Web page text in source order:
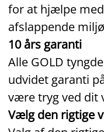
for at hjælpe
afslappende
10 års garanti
Alle GOLD
udvidet garanti
være tryg ved dit
Vælg den rigtige